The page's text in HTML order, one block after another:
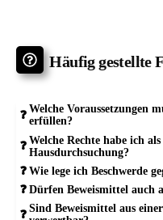
Häufig gestellte
Welche Voraussetzungen
erfüllen?
Welche Rechte habe ich
Hausdurchsuchung?
Wie lege ich Beschwerde
Dürfen Beweismittel auch
Sind Beweismittel aus